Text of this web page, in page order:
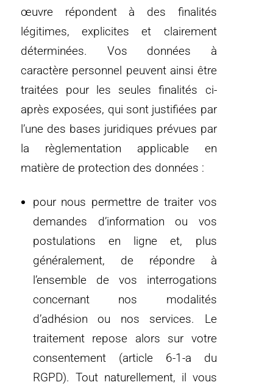
œuvre répondent à des finalités
légitimes, explicites et clairement
déterminées. Vos données à
caractère personnel peuvent ainsi être
traitées pour les seules finalités ci-
après exposées, qui sont justifiées par
l’une des bases juridiques prévues par
la règlementation applicable en
matière de protection des données :
pour nous permettre de traiter vos
demandes d’information ou vos
postulations en ligne et, plus
généralement, de répondre à
l’ensemble de vos interrogations
concernant nos modalités
d’adhésion ou nos services. Le
traitement repose alors sur votre
consentement (article 6-1-a du
RGPD). Tout naturellement, il vous